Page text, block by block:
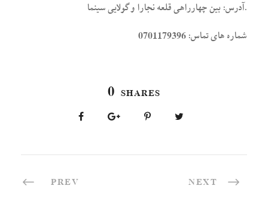
آدرس: بین چهارراهی قلعه نجارا و گولایی سینما.
شماره های تماس: 0701179396
0 SHARES
PREV NEXT